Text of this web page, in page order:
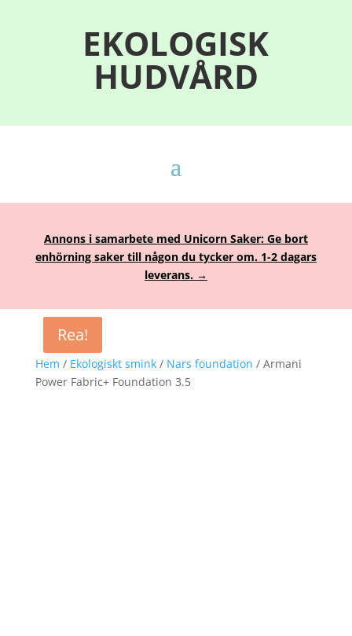
EKOLOGISK
HUDVÅRD
Annons i samarbete med Unicorn Saker: Ge bort
enhörning saker till någon du tycker om. 1-2 dagars
leverans. →
Hem / Ekologiskt smink/ Nars foundation / Armani
Power Fabric+ Foundation 3.5
Rea!
Rea!